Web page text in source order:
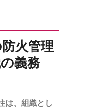
火管理
義務
は、組織とし